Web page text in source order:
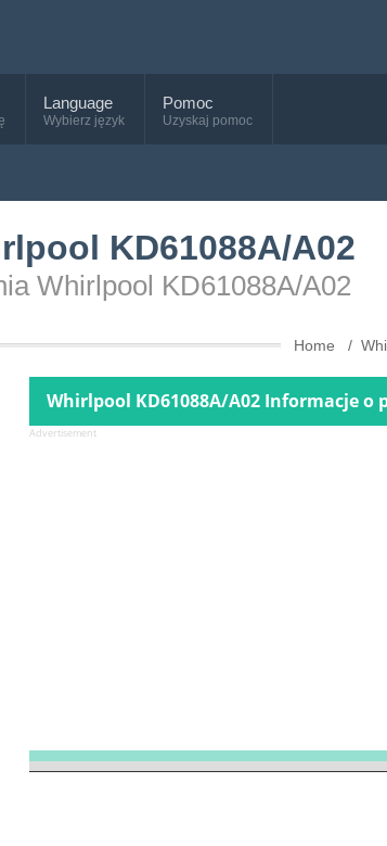
Language
Wybierz język
Pomoc
Uzyskaj pomoc
KD61088A/A02
Whirlpool KD61088A/A02
Home
Whirlpool KD61088A/A02 Informacje o
Advertisement